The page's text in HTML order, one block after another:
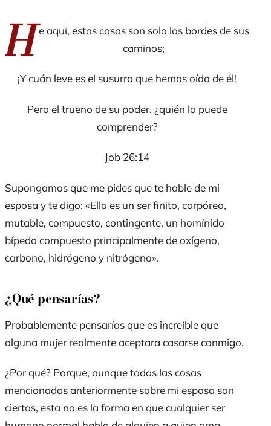
H e aquí, estas cosas son solo los bordes de sus
caminos;
¡Y cuán leve es el susurro que hemos oído de él!
Pero el trueno de su poder, ¿quién lo puede
comprender?
Job 26:14
Supongamos que me pides que te hable de mi
esposa y te digo: «Ella es un ser finito, corpóreo,
mutable, compuesto, contingente, un homínido
bípedo compuesto principalmente de oxígeno,
carbono, hidrógeno y nitrógeno».
¿Qué pensarías?
Probablemente pensarías que es increíble que
alguna mujer realmente aceptara casarse conmigo.
¿Por qué? Porque, aunque todas las cosas
mencionadas anteriormente sobre mi esposa son
ciertas, esta no es la forma en que cualquier ser